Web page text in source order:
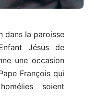
dans la paroisse
Jésus de
une occasion
François qui
soient